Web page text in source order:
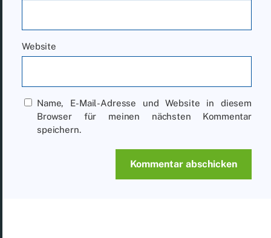
Website
Name, E-Mail-Adresse und Website in diesem
Browser für meinen nächsten Kommentar
speichern.